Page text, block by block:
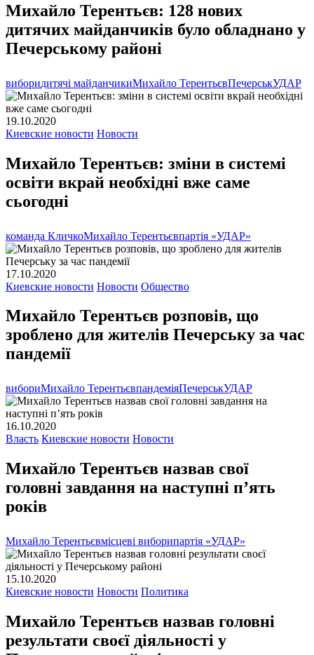
Михайло Терентьєв: 128 нових
дитячих майданчиків було обладнано у
Печерському районі
виборидитячі майданчикиМихайло ТерентьєвПечерськУДАР
19.10.2020
Киевские новости Новости
Михайло Терентьєв: зміни в системі
освіти вкрай необхідні вже саме
сьогодні
команда КличкоМихайло Терентьєвпартія «УДАР»
17.10.2020
Киевские новости Новости Общество
Михайло Терентьєв розповів, що
зроблено для жителів Печерську за час
пандемії
вибориМихайло ТерентьєвпандеміяПечерськУДАР
16.10.2020
Власть Киевские новости Новости
Михайло Терентьєв назвав свої
головні завдання на наступні п’ять
років
Михайло Терентьєвмісцеві виборипартія «УДАР»
15.10.2020
Киевские новости Новости Политика
Михайло Терентьєв назвав головні
результати своєї діяльності у